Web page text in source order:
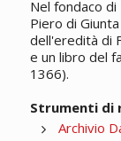
Nel fondaco
Piero di
dell'eredità di
e un libro del
1366).
Strumenti di
Archivio